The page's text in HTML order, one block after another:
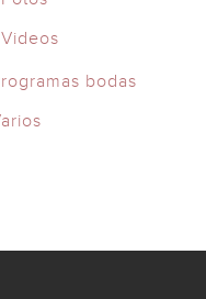
Videos
bodas